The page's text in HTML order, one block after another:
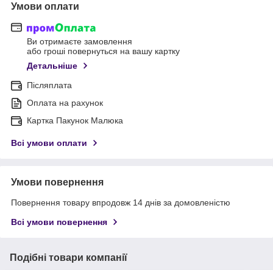
Умови оплати
Ви отримаєте замовлення
або гроші повернуться на вашу картку
Детальніше
Післяплата
Оплата на рахунок
Картка Пакунок Малюка
Всі умови оплати
Умови повернення
Повернення товару впродовж 14 днів за домовленістю
Всі умови повернення
Подібні товари компанії